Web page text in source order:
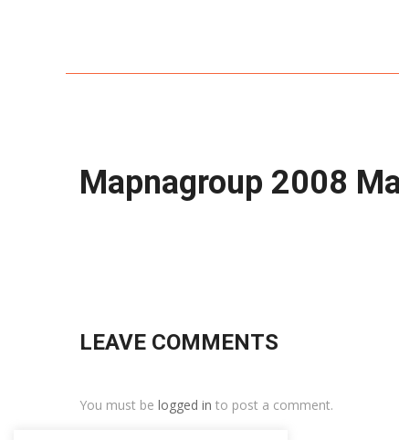
Mapnagroup 2008
LEAVE COMMENTS
You must be logged in to post a comment.